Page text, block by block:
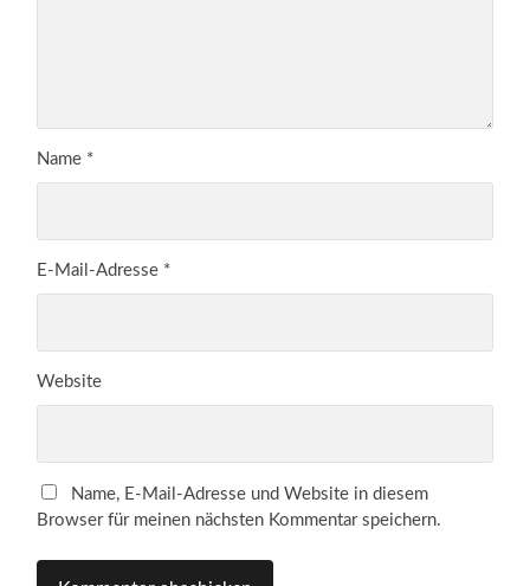
Name *
E-Mail-Adresse *
Website
Name, E-Mail-Adresse und Website in diesem
Browser für meinen nächsten Kommentar speichern.